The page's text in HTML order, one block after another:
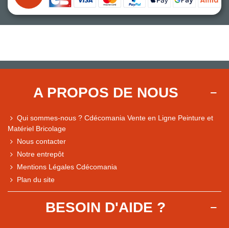
A PROPOS DE NOUS
Qui sommes-nous ? Cdécomania Vente en Ligne Peinture et
Matériel Bricolage
Nous contacter
Notre entrepôt
Mentions Légales Cdécomania
Plan du site
BESOIN D'AIDE ?